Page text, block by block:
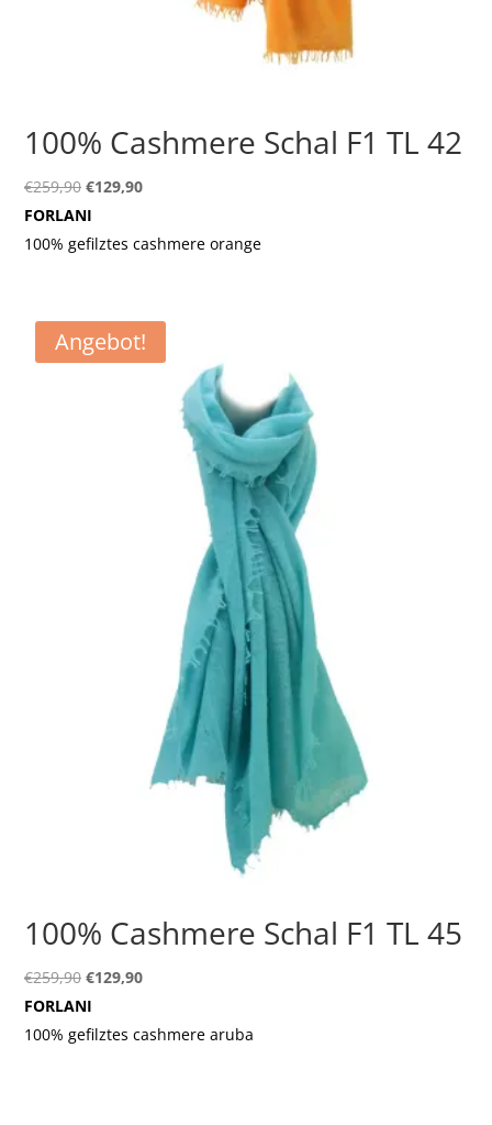
100% Cashmere Schal F1 TL 42
€259,90 Ursprünglicher
Preis
war:
€129,90Aktueller
ist:
FORLANI
100% gefilztes cashmere orange
Angebot!
100% Cashmere Schal F1 TL 45
€259,90 Ursprünglicher
Preis
war:
€129,90Aktueller
ist:
FORLANI
100% gefilztes cashmere aruba